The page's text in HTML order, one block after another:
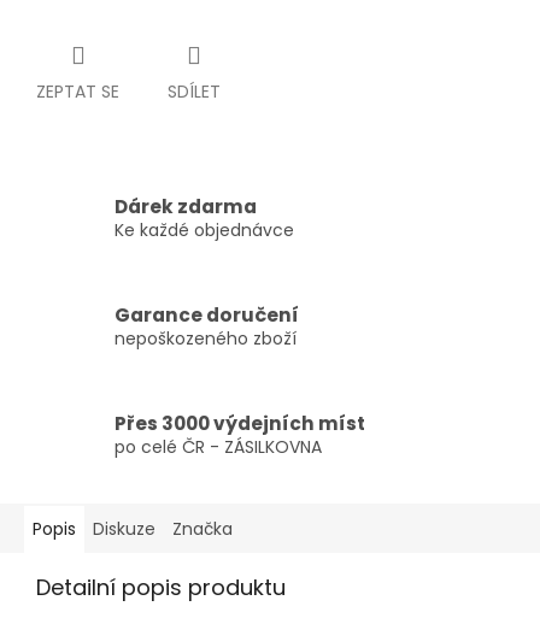
ZEPTAT SE SDÍLET
Dárek zdarma
Ke každé objednávce
Garance doručení
nepoškozeného zboží
Přes 3000 výdejních míst
po celé ČR - ZÁSILKOVNA
Popis Diskuze Značka
Detailní popis produktu